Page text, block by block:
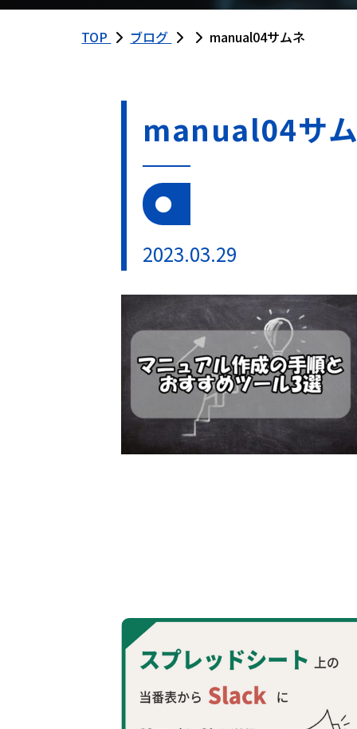
TOP ブログ manual04サムネ
manual04サ
2023.03.29